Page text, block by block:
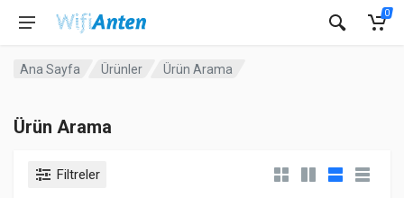
0
Ana Sayfa Ürünler Ürün Arama
Ürün Arama
Filtreler